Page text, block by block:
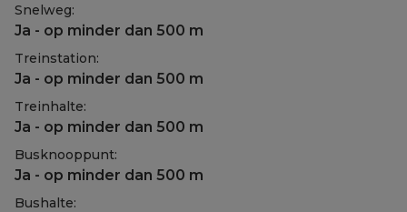
Snelweg:
Ja - op minder dan 500 m
Treinstation:
Ja - op minder dan 500 m
Treinhalte:
Ja - op minder dan 500 m
Busknooppunt:
Ja - op minder dan 500 m
Bushalte: